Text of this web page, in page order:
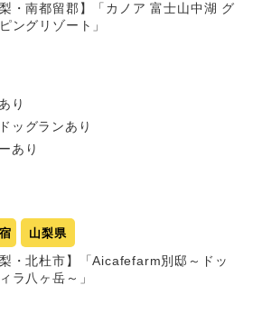
梨・南都留郡】「カノア 富士山中湖 グ
ングリゾート」
り
ッグランあり
あり
宿 山梨県
梨・北杜市】「Aicafefarm別邸～ドッ
ラ八ヶ岳～」